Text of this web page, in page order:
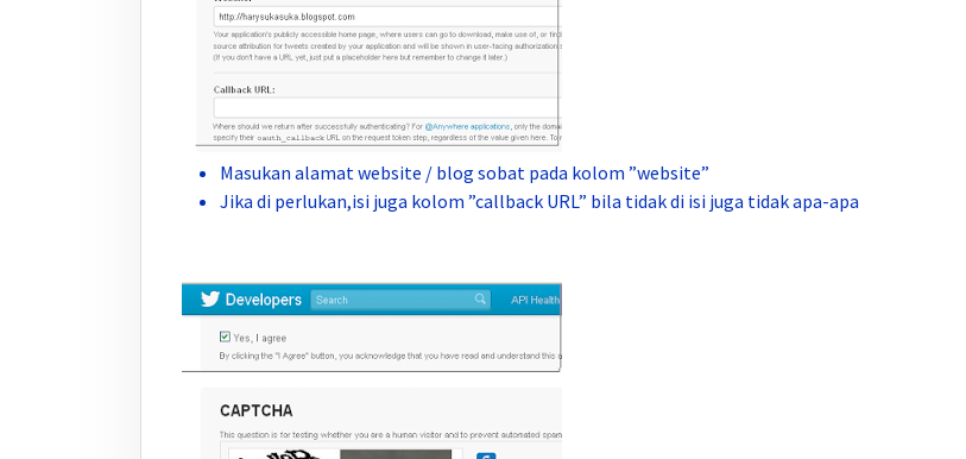
Masukan alamat website / blog sobat pada kolom ”website”
Jika di perlukan,isi juga kolom ”callback URL” bila tidak di isi juga tidak apa-apa